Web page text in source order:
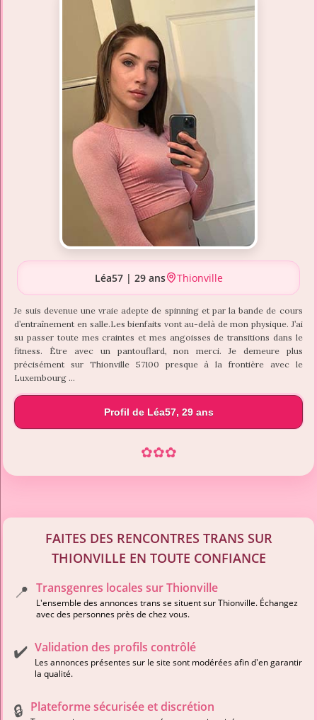
Léa57 | 29 ans Thionville
Je suis devenue une vraie adepte de spinning et par la bande de cours
d’entraînement en salle.Les bienfaits vont au-delà de mon physique. J’ai
su passer toute mes craintes et mes angoisses de transitions dans le
fitness. Être avec un pantouflard, non merci. Je demeure plus
précisément sur Thionville 57100 presque à la frontière avec le
Luxembourg …
Profil de Léa57, 29 ans
✿✿✿
FAITES DES RENCONTRES TRANS SUR
THIONVILLE EN TOUTE CONFIANCE
📍 Transgenres locales sur Thionville
L'ensemble des annonces trans se situent sur Thionville. Échangez
avec des personnes près de chez vous.
✔️ Validation des profils contrôlé
Les annonces présentes sur le site sont modérées afin d'en garantir
la qualité.
🔒 Plateforme sécurisée et discrétion